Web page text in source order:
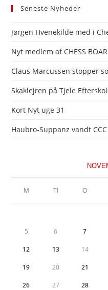
Seneste Nyheder
Jørgen Hvenekilde med i
Nyt medlem af CHESS
Claus Marcussen stopper
Skaklejren på Tjele
Kort Nyt uge 31
Haubro-Suppanz vandt CCC
M TI O
5 6 7
12 13 14
19 20 21
26 27 28